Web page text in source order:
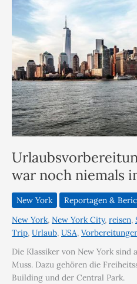
war noch niemals
New York Reportagen &
New York, New York City, reisen,
Trip, Urlaub, USA,
Die Klassiker von New York sind
Muss. Dazu gehören die
Building und der Central Park.